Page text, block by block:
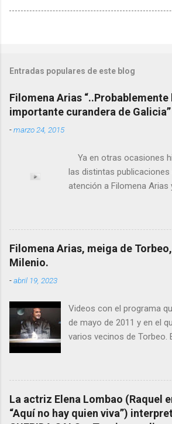
Entradas populares de este blog
Filomena Arias “..Probablemente
importante curandera de Galicia”
-marzo 24, 2015
Ya en otras ocasiones
las distintas publicaciones
atención a Filomena Arias
el pasado siglo tuvo esta
“obras y milagros”, pero
excelente difusora del
pueblo, no en vano es
mención a ANTON
fallecido) cuyo empeño
conocer a esta “sabia” y
También reproducimos
en el año 2000 publico
información de primera
suministraron David (nieto
Filomena Arias, meiga de
Milenio.
-abril 19, 2023
Videos con el programa
de mayo de 2011 y en el
varios vecinos de Torbeo.
completo emitido en
Facebook otra copia con
Facebook CUARTO
La actriz Elena Lombao (Raquel
“Aquí no hay quien viva”)